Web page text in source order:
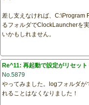
差し支えなければ、
るフォルダでClockLauncherを
いかもしれません。
Re^11: 再起動で設定がリセット
No.5879
やってみました。logフォルダが
れることはなくなりました！